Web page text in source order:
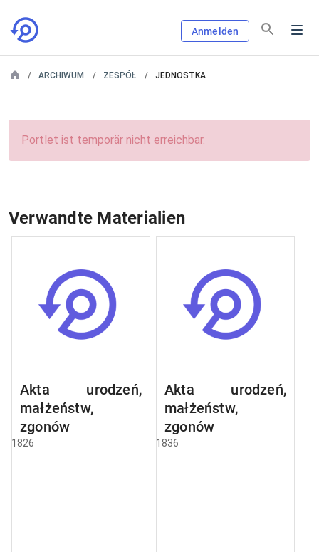
Anmelden
ARCHIWUM ZESPÓŁ JEDNOSTKA
Portlet ist temporär nicht erreichbar.
Verwandte Materialien
Akta urodzeń,
małżeństw,
zgonów
1826
Akta urodzeń,
małżeństw,
zgonów
1836